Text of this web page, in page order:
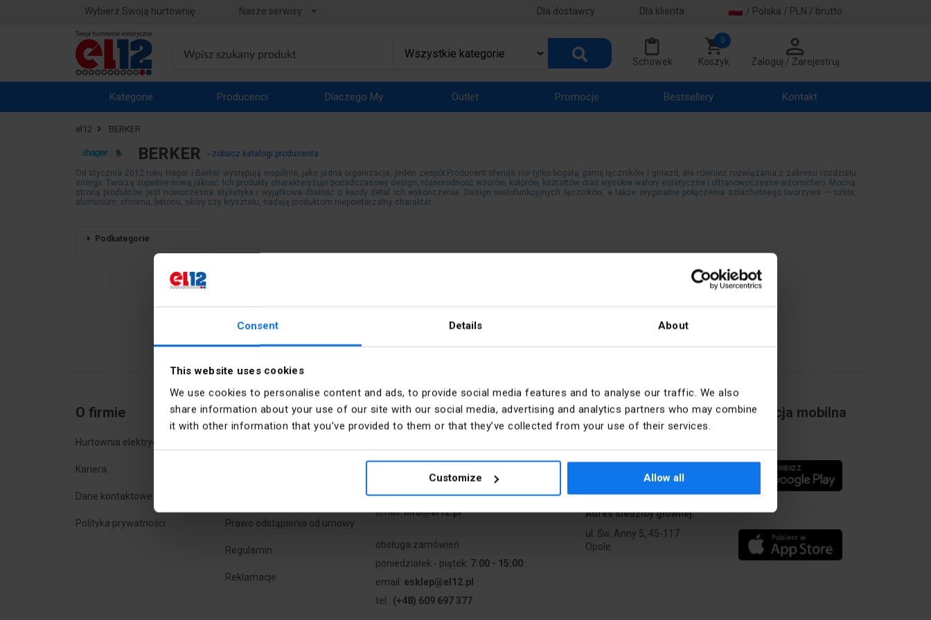
Consent Details About
This website uses cookies
We use cookies to personalise content and ads, to provide social media features and to analyse our traffic. We also
share information about your use of our site with our social media, advertising and analytics partners who may combine
it with other information that you’ve provided to them or that they’ve collected from your use of their services.
Customize Allow all
Wybierz Swoją hurtownię Nasze serwisy Dla dostawcy Dla klienta / Polska / PLN / brutto
Schowek Koszyk
0
Zaloguj / Zarejestruj
Kategorie Producenci Dlaczego My Outlet Promocje Bestsellery Kontakt
el12 BERKER
BERKER - zobacz katalogi producenta
Od stycznia 2012 roku Hager i Berker występują wspólnie, jako jedna organizacja, jeden zespół.Producent oferuje nie tylko bogatą gamę łączników i gniazd, ale również rozwiązania z zakresu rozdziału
energii. Tworzą zupełnie nową jakość. Ich produkty charakteryzuje ponadczasowy design, różnorodność wzorów, kolorów, kształtów oraz wysokie walory estetyczne i ultranowoczesne wzornictwo. Mocną
stroną produktów jest nowoczesna stylistyka i wyjątkowa dbałość o każdy detal ich wykończenia. Design wielofunkcyjnych łączników, a także oryginalne połączenia szlachetnego tworzywa – szkła,
aluminium, chromu, betonu, skóry czy kryształu, nadają produktom niepowtarzalny charakter.
Podkategorie
O firmie
Hurtownia elektryczna
Kariera
Dane kontaktowe
Polityka prywatności
Zakupy online
Prawo odstąpienia od umowy
Regulamin
Reklamacje
Kontakt
sobota:8:00 - 13:00
tel.:12 269 12 12
email:info@el12.pl
obsługa zamówień:
poniedziałek - piątek: 7:00 - 15:00
email: esklep@el12.pl
tel.: (+48) 609 697 377
Adres siedziby głównej:
ul. Św. Anny 5, 45-117
Opole
Aplikacja mobilna